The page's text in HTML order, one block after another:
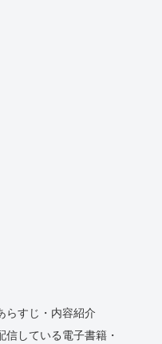
らすじ・内容紹介
信している電子書籍・